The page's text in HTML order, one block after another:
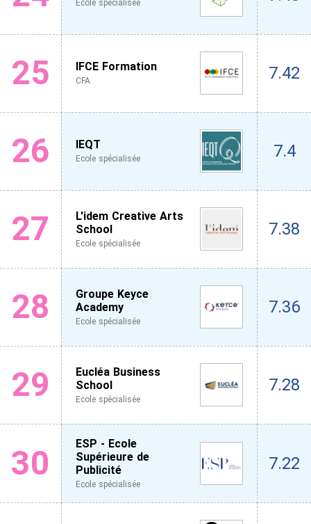
Ecole spécialisée
25 IFCE Formation
CFA 7.42
26 IEQT
Ecole spécialisée 7.4
27
L'idem Creative Arts
School
Ecole spécialisée
7.38
28
Groupe Keyce
Academy
Ecole spécialisée
7.36
29
Eucléa Business
School
Ecole spécialisée
7.28
30
ESP - Ecole
Supérieure de
Publicité
Ecole spécialisée
7.22